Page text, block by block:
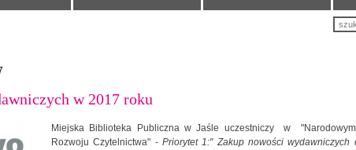
w 2017 roku
Miejska Biblioteka Publiczna w Jaśle uczestniczy w
Rozwoju Czytelnictwa" - Priorytet 1:" Zakup nowości wydawniczych